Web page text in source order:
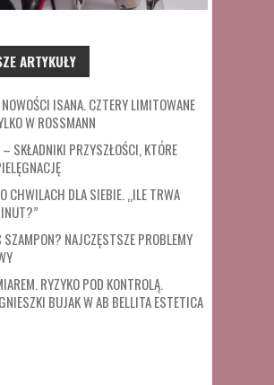
ARTYKUŁY
ISANA. CZTERY LIMITOWANE
W ROSSMANN
SKŁADNIKI PRZYSZŁOŚCI, KTÓRE
CHWILACH DLA SIEBIE. „ILE TRWA
SZAMPON? NAJCZĘSTSZE PROBLEMY
RYZYKO POD KONTROLĄ.
BUJAK W AB BELLITA ESTETICA